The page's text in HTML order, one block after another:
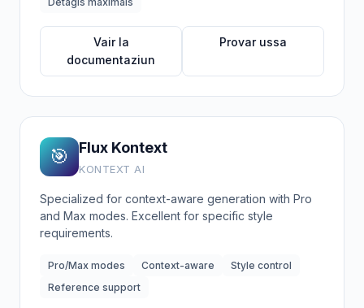
Vair la
documentaziun
Provar ussa
🎯 Flux Kontext
KONTEXT AI
Specialized for context-aware generation with Pro
and Max modes. Excellent for specific style
requirements.
Pro/Max modes Context-aware
Style control
Reference support